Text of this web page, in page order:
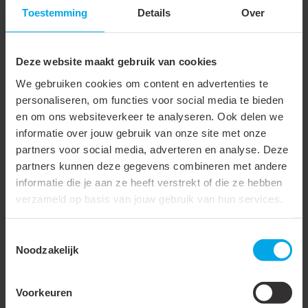
Toestemming Details Over
Deze website maakt gebruik van cookies
We gebruiken cookies om content en advertenties te
personaliseren, om functies voor social media te bieden
en om ons websiteverkeer te analyseren. Ook delen we
informatie over jouw gebruik van onze site met onze
partners voor social media, adverteren en analyse. Deze
partners kunnen deze gegevens combineren met andere
informatie die je aan ze heeft verstrekt of die ze hebben
verzameld op basis van jouw gebruik van hun services.
Noodzakelijk
Voorkeuren
Breedte
105 mm
Diameter
105 mm
Inbouwdiameter
68 mm
Inbouwdiepte
43.5 mm
Inbouwmaat
68 mm
Gerelateerde producten